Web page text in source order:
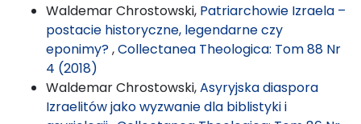
Waldemar Chrostowski, Patriarchowie Izraela –
postacie historyczne, legendarne czy
eponimy?,Collectanea Theologica: Tom 88 Nr
4 (2018)
Waldemar Chrostowski,Asyryjska diaspora
Izraelitów jako wyzwanie dla biblistyki i